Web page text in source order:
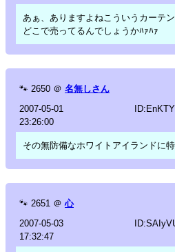
あぁ、ありますよねこういうカーテ
どこで売ってるんでしょうかﾊｧﾊｧ
🐾 2650 ＠ 名無しさん
2007-05-01
23:26:00
その無防備なホワイトアイランドに
🐾 2651 ＠ 心
2007-05-03
17:32:47